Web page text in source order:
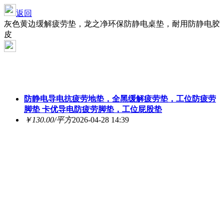
返回
灰色黄边缓解疲劳垫，龙之净环保防静电桌垫，耐用防静电胶
皮
防静电导电抗疲劳地垫，全黑缓解疲劳垫，工位防疲劳
脚垫 卡优导电防疲劳脚垫，工位屁股垫
￥130.00/平方2026-04-28 14:39